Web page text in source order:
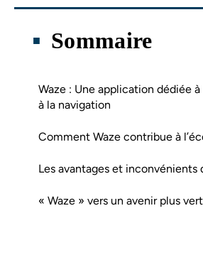
Sommaire
Waze : Une application dédiée
à la navigation
Comment Waze contribue à
Les avantages et inconvénients
« Waze » vers un avenir plus vert